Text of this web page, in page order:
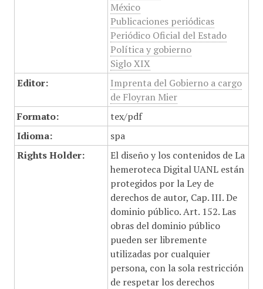
México
Publicaciones periódicas
Periódico Oficial del Estado
Política y gobierno
Siglo XIX
Editor:
Imprenta del Gobierno a cargo
de Floyran Mier
Formato:
tex/pdf
Idioma:
spa
Rights Holder:
El diseño y los contenidos de La
hemeroteca Digital UANL están
protegidos por la Ley de
derechos de autor, Cap. III. De
dominio público. Art. 152. Las
obras del dominio público
pueden ser libremente
utilizadas por cualquier
persona, con la sola restricción
de respetar los derechos